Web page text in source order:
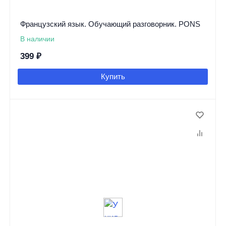
Французский язык. Обучающий разговорник. PONS
В наличии
399 ₽
Купить